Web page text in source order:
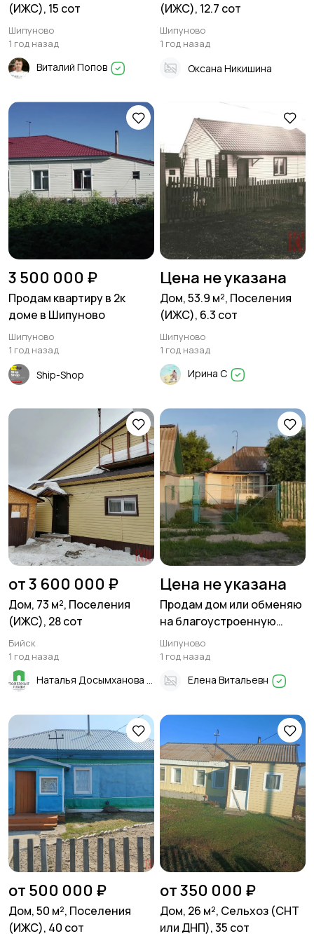
(ИЖС), 15 сот
Шипуново
1 год назад
Виталий Попов
(ИЖС), 12.7 сот
Шипуново
1 год назад
Оксана Никишина
3 500 000 ₽
Продам квартиру в 2к
доме в Шипуново
Шипуново
1 год назад
Ship-Shop
Цена не указана
Дом, 53.9 м², Поселения
(ИЖС), 6.3 сот
Шипуново
1 год назад
Ирина С
от 3 600 000 ₽
Дом, 73 м², Поселения
(ИЖС), 28 сот
Бийск
1 год назад
Наталья Досымханова
Цена не указана
Продам дом или обменяю
на благоустроенную
квартиру, 75 м²,
Поселения (ИЖС), 12 сот в
Шипуново
Шипуново
1 год назад
Елена Витальевн
от 500 000 ₽
Дом, 50 м², Поселения
(ИЖС), 40 сот
от 350 000 ₽
Дом, 26 м², Сельхоз (СНТ
или ДНП), 35 сот